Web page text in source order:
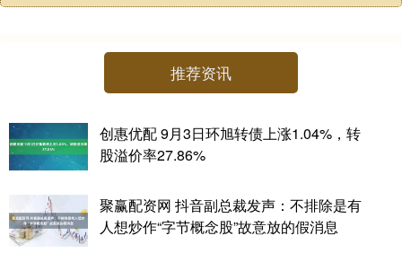
推荐资讯
创惠优配 9月3日环旭转债上涨1.04%，转
股溢价率27.86%
聚赢配资网 抖音副总裁发声：不排除是有
人想炒作“字节概念股”故意放的假消息